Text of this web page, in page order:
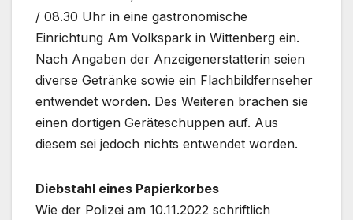
/ 08.30 Uhr in eine gastronomische
Einrichtung Am Volkspark in Wittenberg ein.
Nach Angaben der Anzeigenerstatterin seien
diverse Getränke sowie ein Flachbildfernseher
entwendet worden. Des Weiteren brachen sie
einen dortigen Geräteschuppen auf. Aus
diesem sei jedoch nichts entwendet worden.
Diebstahl eines Papierkorbes
Wie der Polizei am 10.11.2022 schriftlich